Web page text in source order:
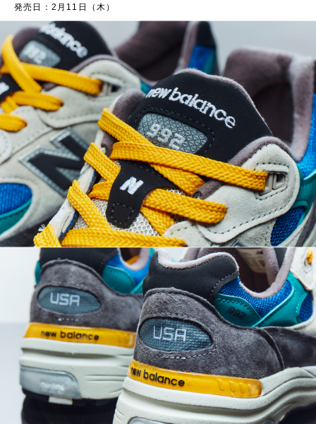
発売日：2月11日（木）